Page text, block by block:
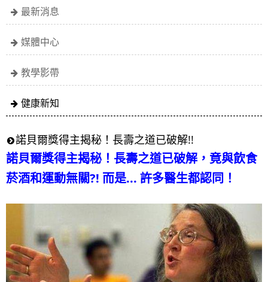
最新消息
媒體中心
教學影帶
健康新知
諾貝爾獎得主揭秘！長壽之道已破解!!
諾貝爾獎得主揭秘！長壽之道已破解，竟與飲食
菸酒和運動無關?! 而是... 許多醫生都認同！